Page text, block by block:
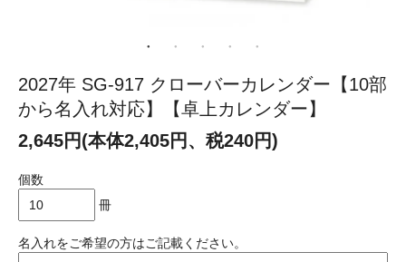
2027年 SG-917 クローバーカレンダー【10部
から名入れ対応】【卓上カレンダー】
2,645円(本体2,405円、税240円)
個数
冊
名入れをご希望の方はご記載ください。